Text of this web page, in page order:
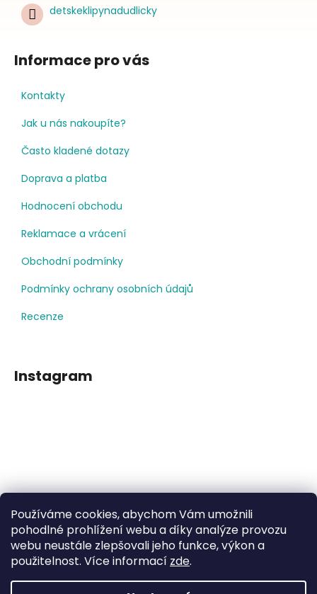
Používáme cookies, abychom Vám umožnili
pohodlné prohlížení webu a díky analýze provozu
webu neustále zlepšovali jeho funkce, výkon a
použitelnost. Více informací zde.
detskeklipynadudlicky
Informace pro vás
Kontakty
Jak u nás nakoupíte?
Často kladené dotazy
Doprava a platba
Hodnocení obchodu
Reklamace a vrácení
Obchodní podmínky
Podmínky ochrany osobních údajů
Recenze
Instagram
Sledovat na Instagramu
Facebook